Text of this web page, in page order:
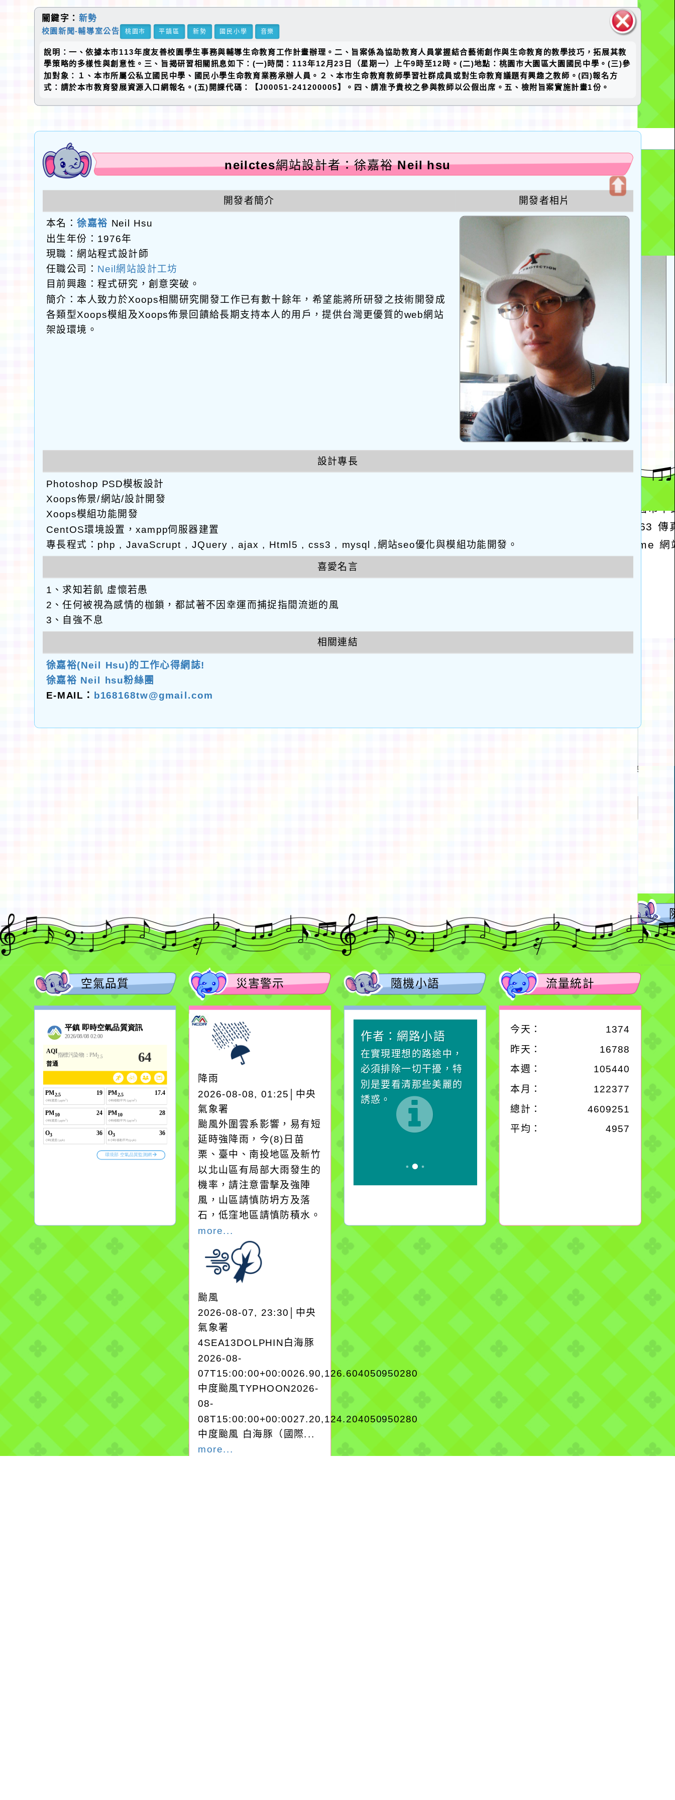
塊
關鍵字： 新勢
校園新聞-輔導室公告 桃園市 平鎮區 新勢 國民小學 音樂
說明：一、依據本市113年度友善校園學生事務與輔導生命教育工作計畫辦理。二、旨案係為協助教育人員掌握結合藝術創作與生命教育的教學技巧，拓展其教
學策略的多樣性與創意性。三、旨揭研習相關訊息如下：(一)時間：113年12月23日（星期一）上午9時至12時。(二)地點：桃園市大園區大園國民中學。(三)參
加對象：１、本市所屬公私立國民中學、國民小學生命教育業務承辦人員。２、本市生命教育教師學習社群成員或對生命教育議題有興趣之教師。(四)報名方
式：請於本市教育發展資源入口網報名。(五)開課代碼：【J00051-241200005】。四、請准予貴校之參與教師以公假出席。五、檢附旨案實施計畫1份。
啟
neilctes網站設計者：徐嘉裕 Neil hsu
開發者簡介 開發者相片
本名：徐嘉裕 Neil Hsu
出生年份：1976年
現職：網站程式設計師
任職公司： Neil網站設計工坊
目前興趣：程式研究，創意突破。
簡介：本人致力於Xoops相關研究開發工作已有數十餘年，希望能將所研發之技術開發成
各類型Xoops模組及Xoops佈景回饋給長期支持本人的用戶，提供台灣更優質的web網站
架設環境。
設計專長
Photoshop PSD模板設計
Xoops佈景/網站/設計開發
Xoops模組功能開發
CentOS環境設置，xampp伺服器建置
專長程式：php , JavaScrupt , JQuery , ajax , Html5 , css3 , mysql ,網站seo優化與模組功能開發。
喜愛名言
1、求知若飢 虛懷若愚
2、任何被視為感情的枷鎖，都試著不因幸運而捕捉指間流逝的風
3、自強不息
相關連結
徐嘉裕(Neil Hsu)的工作心得網誌!
徐嘉裕 Neil hsu粉絲團
E-MAIL： b168168tw@gmail.com
空氣品質 災害警示
降雨
2026-08-08, 01:25│中央
氣象署
颱風外圍雲系影響，易有短
延時強降雨，今(8)日苗
栗、臺中、南投地區及新竹
以北山區有局部大雨發生的
機率，請注意雷擊及強陣
風，山區請慎防坍方及落
石，低窪地區請慎防積水。
more...
颱風
2026-08-07, 23:30│中央
氣象署
4SEA13DOLPHIN白海豚
2026-08-
07T15:00:00+00:0026.90,126.604050950280
中度颱風TYPHOON2026-
08-
08T15:00:00+00:0027.20,124.204050950280
中度颱風 白海豚（國際...
more...
隨機小語
作者：網路小語
生活是一面鏡子。你對
作者：網路小語
在實現理想的路途中，
必須排除一切干擾，特
別是要看清那些美麗的
誘惑。
作者：網路小語
一杯清水因滴入一滴污
水而變污濁，一杯污水
卻不會因一滴清水的存
流量統計
今天：
1374
昨天：
16788
本週：
105440
本月：
122377
總計： 4609251
平均： 4957